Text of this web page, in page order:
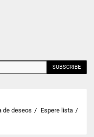
SUBSCRIBE
de deseos
Espere lista